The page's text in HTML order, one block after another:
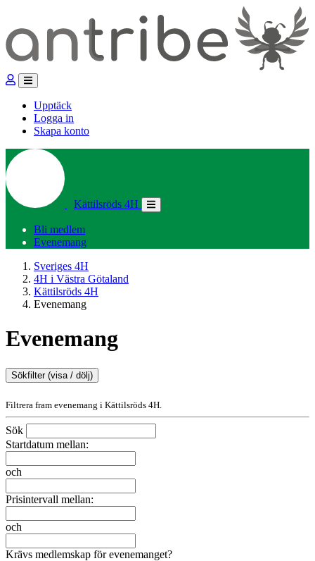
Upptäck
Logga in
Skapa konto
Kättilsröds 4H
Bli medlem
Evenemang
Sveriges 4H
4H i Västra Götaland
Kättilsröds 4H
Evenemang
Evenemang
Sökfilter (visa / dölj)
Filtrera fram evenemang i Kättilsröds 4H.
Sök
Startdatum mellan:
och
Prisintervall mellan:
och
Krävs medlemskap för evenemanget?